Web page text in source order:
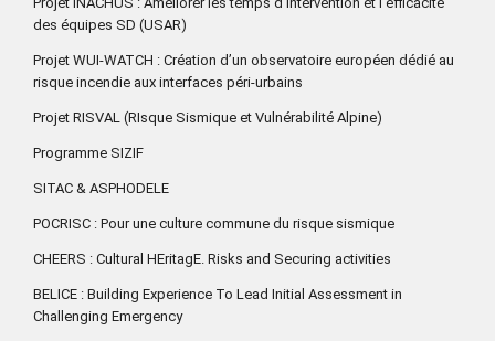
des équipes SD (USAR)
Projet WUI-WATCH : Création d’un observatoire européen dédié au
risque incendie aux interfaces péri-urbains
Projet RISVAL (RIsque Sismique et Vulnérabilité Alpine)
Programme SIZIF
SITAC & ASPHODELE
POCRISC : Pour une culture commune du risque sismique
CHEERS : Cultural HEritagE. Risks and Securing activities
BELICE : Building Experience To Lead Initial Assessment in
Challenging Emergency